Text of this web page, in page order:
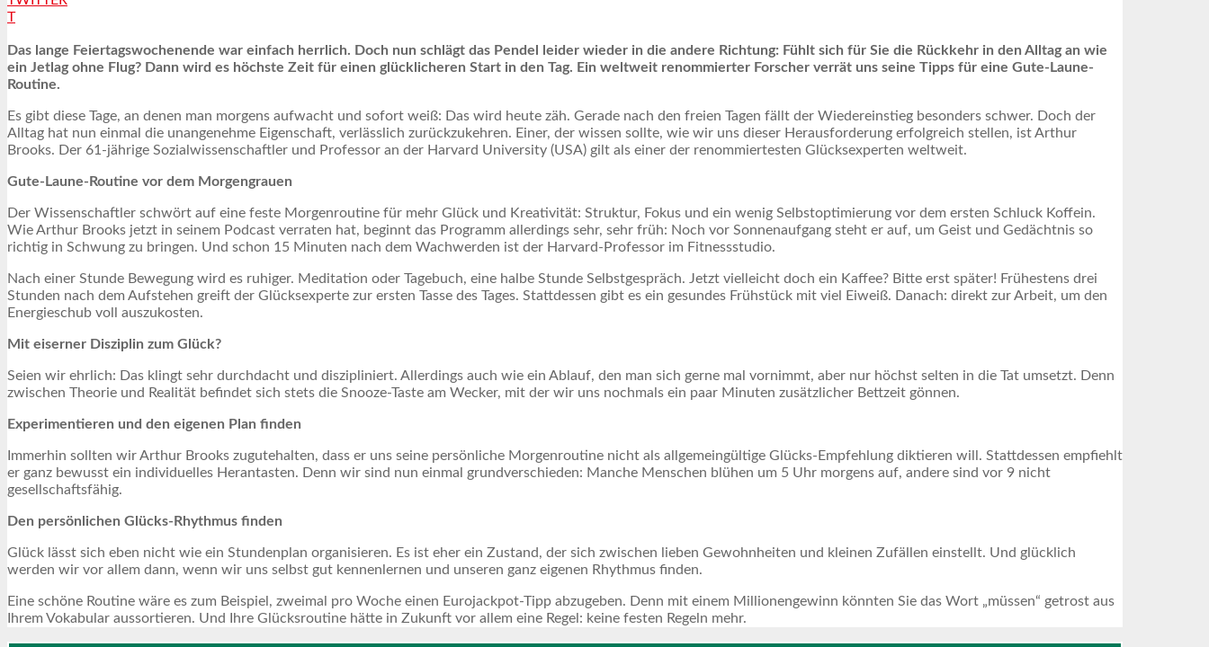
T
Das lange Feiertagswochenende war einfach herrlich. Doch nun schlägt das Pendel leider wieder in die andere Richtung: Fühlt sich für Sie die Rückkehr in den Alltag an wie
ein Jetlag ohne Flug? Dann wird es höchste Zeit für einen glücklicheren Start in den Tag. Ein weltweit renommierter Forscher verrät uns seine Tipps für eine Gute-Laune-
Routine.
Es gibt diese Tage, an denen man morgens aufwacht und sofort weiß: Das wird heute zäh. Gerade nach den freien Tagen fällt der Wiedereinstieg besonders schwer. Doch der
Alltag hat nun einmal die unangenehme Eigenschaft, verlässlich zurückzukehren. Einer, der wissen sollte, wie wir uns dieser Herausforderung erfolgreich stellen, ist Arthur
Brooks. Der 61-jährige Sozialwissenschaftler und Professor an der Harvard University (USA) gilt als einer der renommiertesten Glücksexperten weltweit.
Gute-Laune-Routine vor dem Morgengrauen
Der Wissenschaftler schwört auf eine feste Morgenroutine für mehr Glück und Kreativität: Struktur, Fokus und ein wenig Selbstoptimierung vor dem ersten Schluck Koffein.
Wie Arthur Brooks jetzt in seinem Podcast verraten hat, beginnt das Programm allerdings sehr, sehr früh: Noch vor Sonnenaufgang steht er auf, um Geist und Gedächtnis so
richtig in Schwung zu bringen. Und schon 15 Minuten nach dem Wachwerden ist der Harvard-Professor im Fitnessstudio.
Nach einer Stunde Bewegung wird es ruhiger. Meditation oder Tagebuch, eine halbe Stunde Selbstgespräch. Jetzt vielleicht doch ein Kaffee? Bitte erst später! Frühestens drei
Stunden nach dem Aufstehen greift der Glücksexperte zur ersten Tasse des Tages. Stattdessen gibt es ein gesundes Frühstück mit viel Eiweiß. Danach: direkt zur Arbeit, um den
Energieschub voll auszukosten.
Mit eiserner Disziplin zum Glück?
Seien wir ehrlich: Das klingt sehr durchdacht und diszipliniert. Allerdings auch wie ein Ablauf, den man sich gerne mal vornimmt, aber nur höchst selten in die Tat umsetzt. Denn
zwischen Theorie und Realität befindet sich stets die Snooze-Taste am Wecker, mit der wir uns nochmals ein paar Minuten zusätzlicher Bettzeit gönnen.
Experimentieren und den eigenen Plan finden
Immerhin sollten wir Arthur Brooks zugutehalten, dass er uns seine persönliche Morgenroutine nicht als allgemeingültige Glücks-Empfehlung diktieren will. Stattdessen empfiehlt
er ganz bewusst ein individuelles Herantasten. Denn wir sind nun einmal grundverschieden: Manche Menschen blühen um 5 Uhr morgens auf, andere sind vor 9 nicht
gesellschaftsfähig.
Den persönlichen Glücks-Rhythmus finden
Glück lässt sich eben nicht wie ein Stundenplan organisieren. Es ist eher ein Zustand, der sich zwischen lieben Gewohnheiten und kleinen Zufällen einstellt. Und glücklich
werden wir vor allem dann, wenn wir uns selbst gut kennenlernen und unseren ganz eigenen Rhythmus finden.
Eine schöne Routine wäre es zum Beispiel, zweimal pro Woche einen Eurojackpot-Tipp abzugeben. Denn mit einem Millionengewinn könnten Sie das Wort „müssen“ getrost aus
Ihrem Vokabular aussortieren. Und Ihre Glücksroutine hätte in Zukunft vor allem eine Regel: keine festen Regeln mehr.